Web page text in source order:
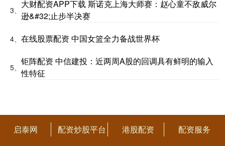
3、
大财配资APP下载 斯诺克上海大师赛：赵心童不敌威尔
逊&#32;止步半决赛
4、 在线股票配资 中国女篮全力备战世界杯
5、
钜阵配资 中信建投：近两周A股的回调具有鲜明的输入
性特征
启泰网 配资炒股平台 港股配资 配资服务